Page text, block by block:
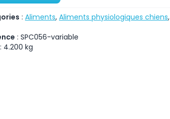
: Aliments, Aliments physiologiques chiens,
: SPC056-variable
: 4.200 kg